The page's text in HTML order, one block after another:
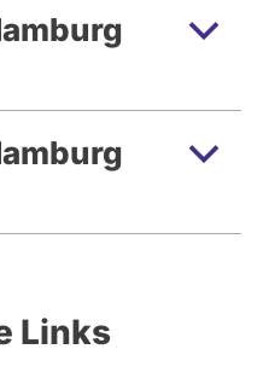
einen
Herzen.
ich mein
gemacht: ich
und bin für
Links